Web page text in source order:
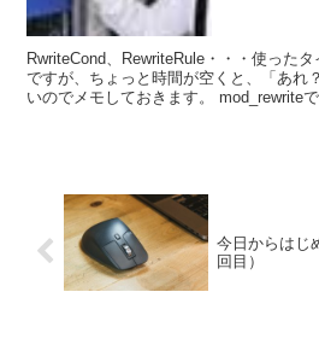
RwriteCond、RewriteRule・・・使った
ですが、ちょっと時間が空くと、「あれ
いのでメモしておきます。 mod_rewriteですが、まずは動くことを確
今日からはじ
回目）